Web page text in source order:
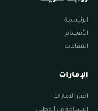
الرئيسية
الأقسام
المقالات
الإمارات
اخبار الامارات